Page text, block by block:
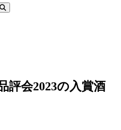
評会2023の入賞酒